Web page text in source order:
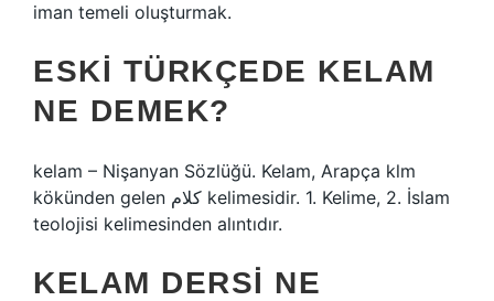
iman temeli oluşturmak.
ESKI TÜRKÇEDE KELAM
NE DEMEK?
kelam – Nişanyan Sözlüğü. Kelam, Arapça klm
kökünden gelen كلام kelimesidir. 1. Kelime, 2. İslam
teolojisi kelimesinden alıntıdır.
KELAM DERSI NE